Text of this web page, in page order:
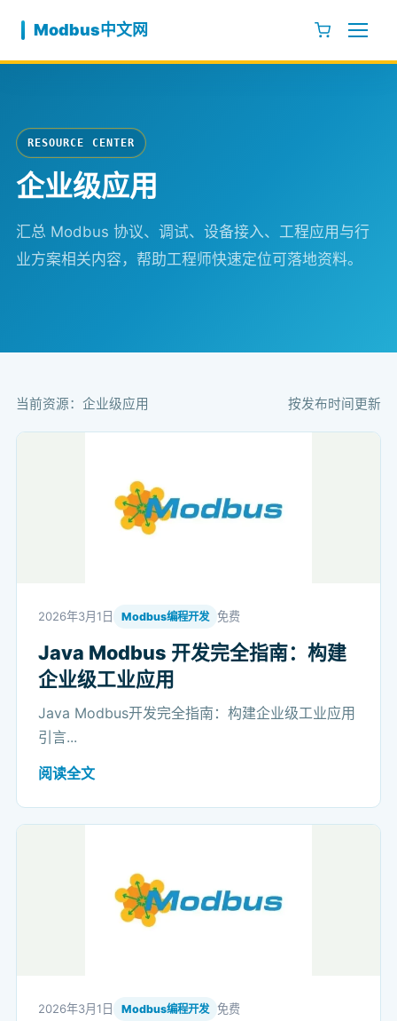
Modbus中文网
RESOURCE CENTER
企业级应用
汇总 Modbus 协议、调试、设备接入、工程应用与行
业方案相关内容，帮助工程师快速定位可落地资料。
当前资源：企业级应用 按发布时间更新
2026年3月1日 Modbus编程开发 免费
Java Modbus 开发完全指南：构建
企业级工业应用
Java Modbus开发完全指南：构建企业级工业应用
引言...
阅读全文
2026年3月1日 Modbus编程开发 免费